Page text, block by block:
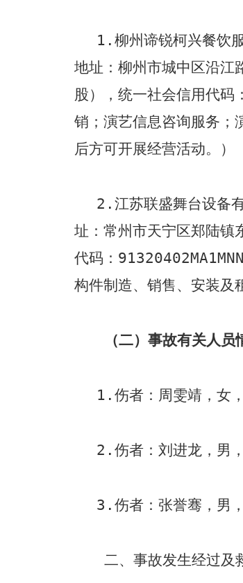
1. 柳州谛锐柯兴餐饮
地址：柳州市城中区沿江
股），统一社会信用代码：
销；演艺信息咨询服务；
后方可开展经营活动。）
2. 江苏联盛舞台设备
址：常州市天宁区郑陆镇
代码：
构件制造、销售、安装及
（二）事故有关人员
1. 伤者：周雯靖，女，
2. 伤者：刘进龙，男，
3. 伤者：张誉骞，男，
二、事故发生经过及